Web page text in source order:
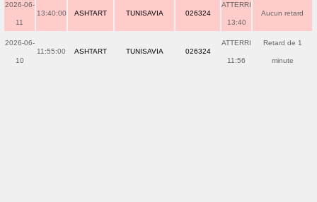
2026-06-
11
13:40:00 ASHTART TUNISAVIA 026324
ATTERRI
13:40
Aucun retard
2026-06-
10
11:55:00 ASHTART TUNISAVIA 026324
ATTERRI
11:56
Retard de 1
minute